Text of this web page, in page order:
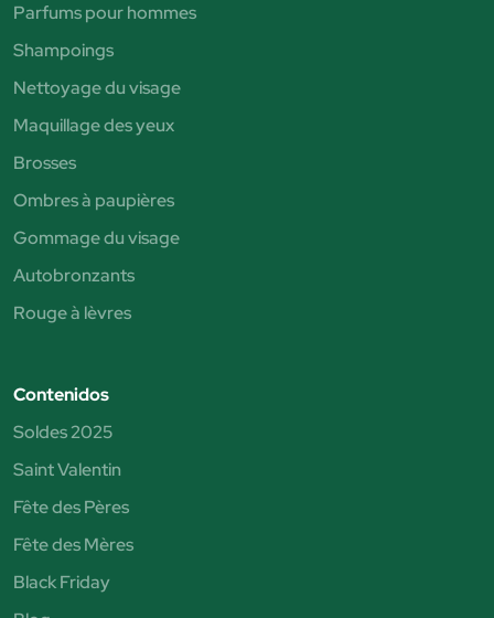
Parfums pour hommes
Shampoings
Nettoyage du visage
Maquillage des yeux
Brosses
Ombres à paupières
Gommage du visage
Autobronzants
Rouge à lèvres
Contenidos
Soldes 2025
Saint Valentin
Fête des Pères
Fête des Mères
Black Friday